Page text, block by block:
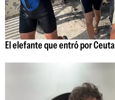
El elefante que entró por Ceuta